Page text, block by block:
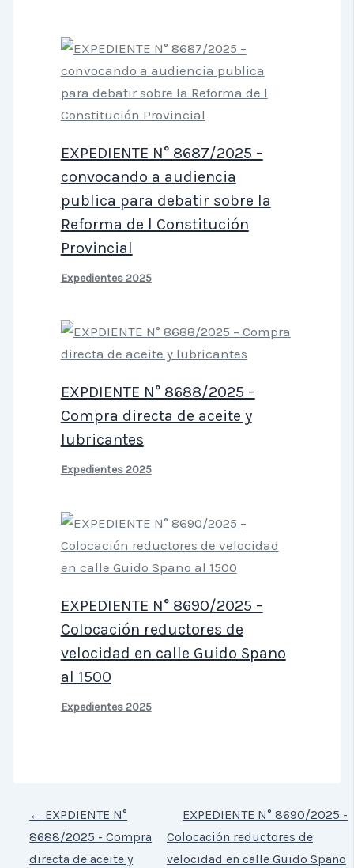
EXPEDIENTE N° 8687/2025 –
convocando a audiencia
publica para debatir sobre la
Reforma de l Constitución
Provincial
Expedientes 2025
EXPDIENTE N° 8688/2025 –
Compra directa de aceite y
lubricantes
Expedientes 2025
EXPEDIENTE N° 8690/2025 –
Colocación reductores de
velocidad en calle Guido Spano
al 1500
Expedientes 2025
← EXPDIENTE N°
8688/2025 - Compra
directa de aceite y
EXPEDIENTE N° 8690/2025 -
Colocación reductores de
velocidad en calle Guido Spano